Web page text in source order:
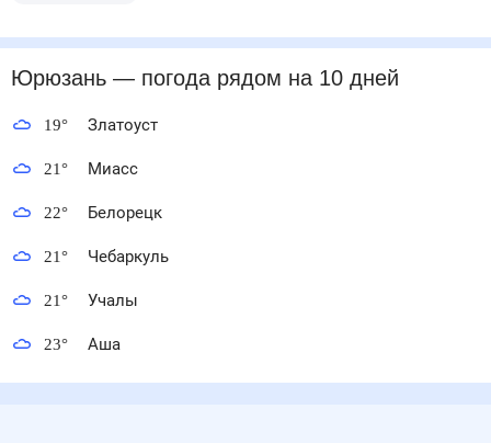
Юрюзань— погода рядом на 10 дней
19° Златоуст
21° Миасс
22° Белорецк
21° Чебаркуль
21° Учалы
23° Аша